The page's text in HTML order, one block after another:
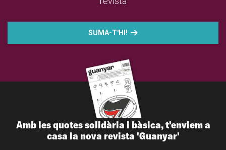
SUMA-T'HI!
Amb les quotes solidària i bàsica, t'enviem a
casa la nova revista 'Guanyar'